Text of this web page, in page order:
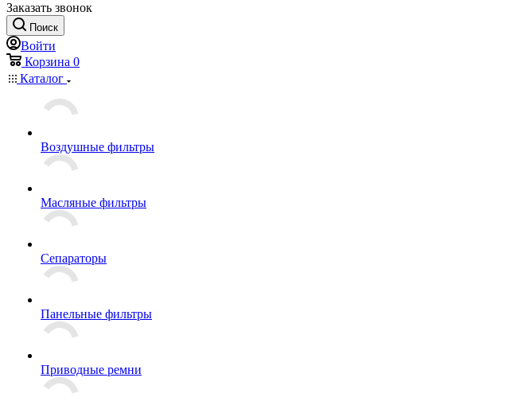
Заказать звонок
Поиск
Войти
Корзина 0
Каталог
Воздушные фильтры
Масляные фильтры
Сепараторы
Панельные фильтры
Приводные ремни